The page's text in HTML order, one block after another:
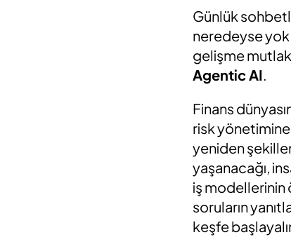
Günlük
neredeyse
gelişme
Agentic AI.
Finans
risk
yeniden
yaşanacağı,
iş modellerinin
soruların
keşfe